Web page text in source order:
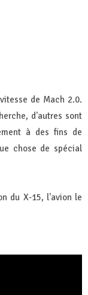
de Mach 2.0.
d'autres sont
à des fins de
chose de spécial
du X-15, l'avion le